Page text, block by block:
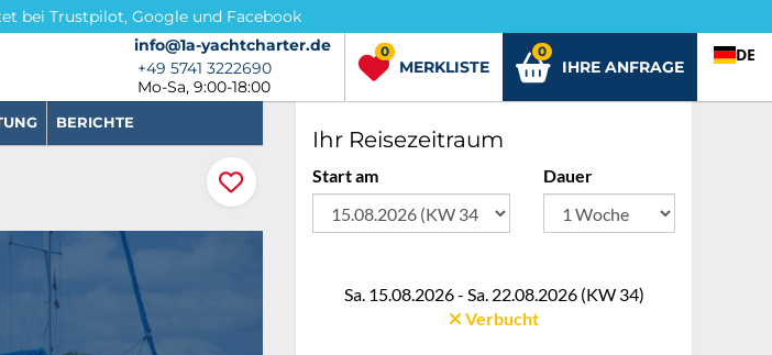
bei Trustpilot, Google und Facebook
info@1a-yachtcharter.de
info@1a-yachtcharter.de
+49 5741 3222690
+49 5741 3222690
Mo-Sa, 9:00-18:00
MERKLISTE
0
IHRE ANFRAGE
0 DE
BERICHTE
Ihr Reisezeitraum
Start am Dauer
Sa. 15.08.2026 - Sa. 22.08.2026 (KW 34)
Verbucht